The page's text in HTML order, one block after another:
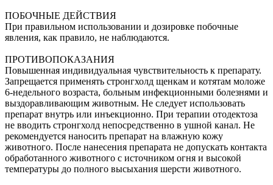
ПОБОЧНЫЕ ДЕЙСТВИЯ
При правильном использовании и дозировке побочные
явления, как правило, не наблюдаются.
ПРОТИВОПОКАЗАНИЯ
Повышенная индивидуальная чувствительность к препарату.
Запрещается применять стронгхолд щенкам и котятам моложе
6-недельного возраста, больным инфекционными болезнями и
выздоравливающим животным. Не следует использовать
препарат внутрь или инъекционно. При терапии отодектоза
не вводить стронгхолд непосредственно в ушной канал. Не
рекомендуется наносить препарат на влажную кожу
животного. После нанесения препарата не допускать контакта
обработанного животного с источником огня и высокой
температуры до полного высыхания шерсти животного.